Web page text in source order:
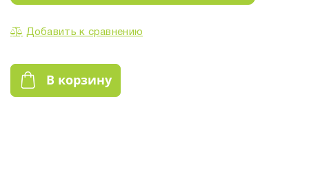
Добавить к сравнению
В корзину